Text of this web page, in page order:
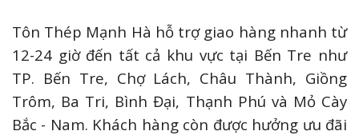
Tôn Thép Mạnh Hà hỗ trợ giao hàng nhanh từ
12-24 giờ đến tất cả khu vực tại Bến Tre như
TP. Bến Tre, Chợ Lách, Châu Thành, Giồng
Trôm, Ba Tri, Bình Đại, Thạnh Phú và Mỏ Cày
Bắc - Nam. Khách hàng còn được hưởng ưu đãi